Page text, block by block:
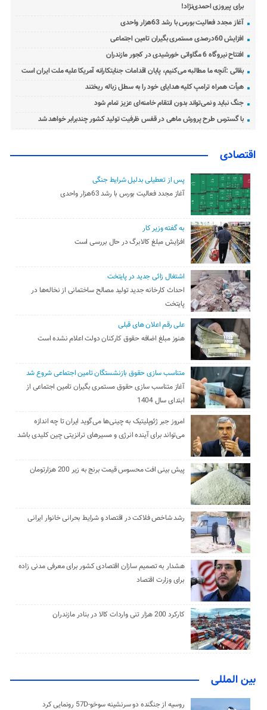
برای پیروزی احمدی‌نژاد!
آغاز مجدد فعالیت بورس با رشد 63هزار واحدی
افزایش 60درصدی مستمری بگیران تامین اجتماعی
افتتاح نیروگاه 6 مگاواتی خورشیدی در کجور مازندران
بقائی :آنچه ما مطالبه می‌کنیم، پایان اقدامات جنایتکارانه آمریکا علیه ملت ایران است
هیأت همراه ترامپ کلیه هدایای خود را به سطل زباله ریختند
جنگ نباید و نمی‌تواند بدون انتقام خامنه‌ای عزیز تمام شود
با گسترس طرح پرورش ماهی در قفس ظرفیت تولید کشور چندبرابر خواهد شد
اقتصادی
پس از تعطیلی بدلیل شرایط جنگی
آغاز مجدد فعالیت بورس با رشد 63هزار واحدی
به گفته وزیر کار
افزایش مبلغ کالابرگ در حال بررسی است
اشتغال زائی جدید در پایتخت
احداث کارخانه جدید تولید مصالح ساختمانی از نخاله‌ها در
پایتخت
علی رقم اعلان های قبلی
هنوز مبلغ اضافه حقوق کارکنان دولت اعلام نشده است
متناسب سازی حقوق بازنشستگان تامین اجتماعی شروع شد
آغاز متناسب سازی حقوق مستمری بگیران تامین اجتماعی از
ابتدای سال 1404
امروز جبر ژئوپلیتیک به چینی‌ها می‌گوید ایران تا چه اندازه
می‌تواند برای آینده انرژی و مسیرهای ترانزیتی چین کلیدی باشد
پیش بینی افت محسوس قیمت برنج به زیر 200 هزارتومان
رشد شاخص فلاکت در اقتصاد و شرایط بحرانی خانوار ایرانی
هشدار به تصمیم سازان اقتصادی کشور برای معرفی مدنی زاده
برای وزارت اقتصاد
کارکرد 200 هزار تنی واردات کالا در بنادر مازندران
بین المللی
روسیه از جنگنده دو سرنشینه سوخو-57D رونمایی کرد